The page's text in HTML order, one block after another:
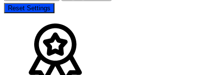
Reset Settings